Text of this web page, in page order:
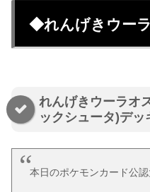
◆れんげきウー
れんげきウーラオ
ックシュータ)デッ
本日のポケモンカード公